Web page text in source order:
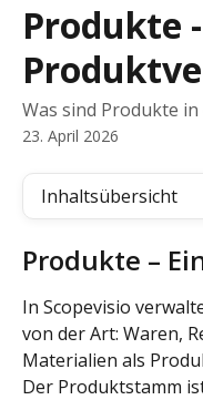
Produkte
Was sind Produkte in
23. April 2026
Inhaltsübersicht
Produkte –
In Scopevisio
von der Art: Waren,
Materialien als
Der Produktstamm